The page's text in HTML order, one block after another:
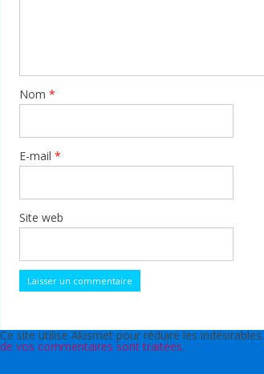
Nom *
E-mail *
Site web
Ce site utilise Akismet pour réduire les indésirables.
de vos commentaires sont traitées.